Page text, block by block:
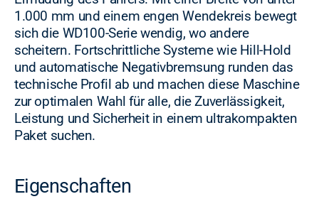
1.000 mm und einem engen Wendekreis bewegt
sich die WD100-Serie wendig, wo andere
scheitern. Fortschrittliche Systeme wie Hill-Hold
und automatische Negativbremsung runden das
technische Profil ab und machen diese Maschine
zur optimalen Wahl für alle, die Zuverlässigkeit,
Leistung und Sicherheit in einem ultrakompakten
Paket suchen.
Eigenschaften